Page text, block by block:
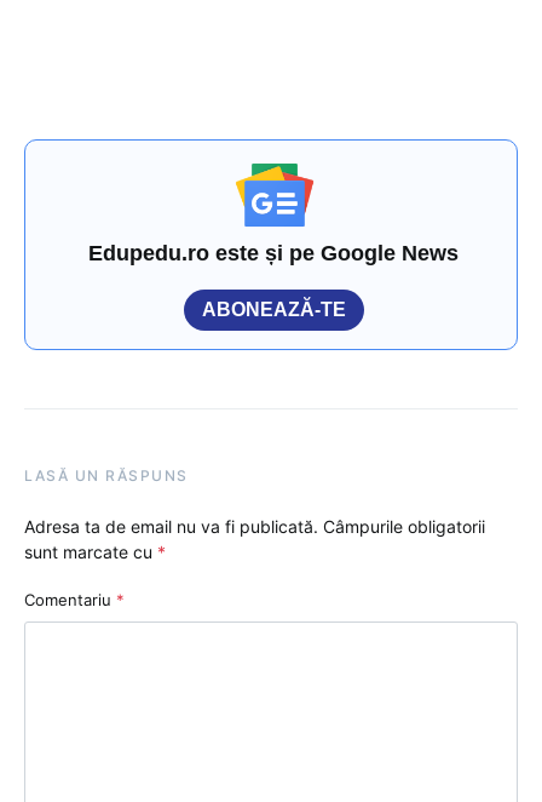
Edupedu.ro este și pe Google News
ABONEAZĂ-TE
LASĂ UN RĂSPUNS
Adresa ta de email nu va fi publicată. Câmpurile obligatorii
sunt marcate cu *
Comentariu *